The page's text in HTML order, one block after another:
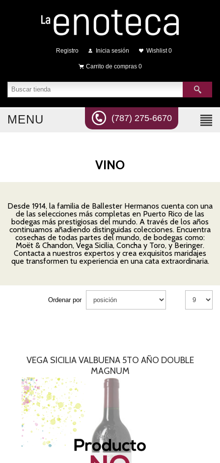
Registro Inicia sesión Wishlist 0
Carrito de compras 0
(787) 275-6670
MENU
VINO
Desde 1914, la familia de Ballester Hermanos cuenta con una
de las selecciones más completas en Puerto Rico de las
bodegas más prestigiosas del mundo. A través de los años
continuamos añadiendo distinguidas colecciones. Encuentra
cosechas de todas partes del mundo, de bodegas como:
Moët & Chandon, Vega Sicilia, Concha y Toro, y Beringer.
Contacta a nuestros expertos y crea exquisitos maridajes
que transformen tu experiencia en una cata extraordinaria.
Ordenar por
VEGA SICILIA VALBUENA 5TO AÑO DOUBLE
MAGNUM